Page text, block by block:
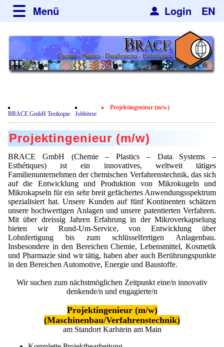
Login EN
Menü
über BRACE
Typographie und Grundelemente
Leistungen
Neubau
Film
Zertifikate
Datenschutzerklärung
Neues
Newsletter
Mikrokugelanlagen
Heizkammern
Trockner
Sortieranlagen
Angebotsanfrage
Spherisator Serie
Ältere Modelle
Spherisator M2
Pilotanlagen
Produktionsanlagen
Viskosimeter
Druckhärtemessung
Ultraschallbäder
Dienstleistungen
Mikrokugeln und Verfahren
Mikrokapseln
Mikroverkapselung
Lohnfertigung
Anwendungen
Aromakapseln
Bleichmittel
Emulgatoren
Geschmacksmaskierung
Instant Kugeln
Katalysatorträger
Keramische Hohlkugeln
Kosmetik
Informationsmaterial
Hf and ZrHf mixed Microspheres
Ultra spherical granulation (english)
Ultra spherical granulation (francais)
Des microbilles de granulométrie précise
Fraunhofer UMSICHT Tage
Probiotics Encapsulation
Jobbörse
Kontakt
Adressen
Kontaktformular
Angebotsanfrage
Bestätigungsseite Anfrage
Suche
Mitgliederseiten
Neu Registrieren
Zusatzinformationen
Passwort vergessen
Neu Registrieren
BRACE GmbH Testkopie Jobbörse
Projektingenieur (m/w)
Projektingenieur (m/w)
BRACE GmbH (Chemie – Plastics – Data Systems –
Esthétiques) ist ein innovatives, weltweit tätiges
Familienunternehmen der chemischen Verfahrenstechnik, das sich
auf die Entwicklung und Produktion von Mikrokugeln und
Mikrokapseln für ein sehr breit gefächertes Anwendungsspektrum
spezialisiert hat. Unsere Kunden auf fünf Kontinenten schätzen
unsere hochwertigen Anlagen und unsere patentierten Verfahren.
Mit über dreissig Jahren Erfahrung in der Mikroverkapselung
bieten wir Rund-Um-Service, von Entwicklung über
Lohnfertigung bis zum schlüsselfertigen Anlagenbau.
Insbesondere in den Bereichen Chemie, Lebensmittel, Kosmetik
und Pharmazie sind wir tätig, haben aber auch Berührungspunkte
in den Bereichen Automotive, Energie und Baustoffe.
Wir suchen zum nächstmöglichen Zeitpunkt eine/n innovativ
denkende/n und engagierte/n
Projektingenieur (m/w)
(Maschinenbau/Verfahrenstechnik)
am Standort Karlstein am Main